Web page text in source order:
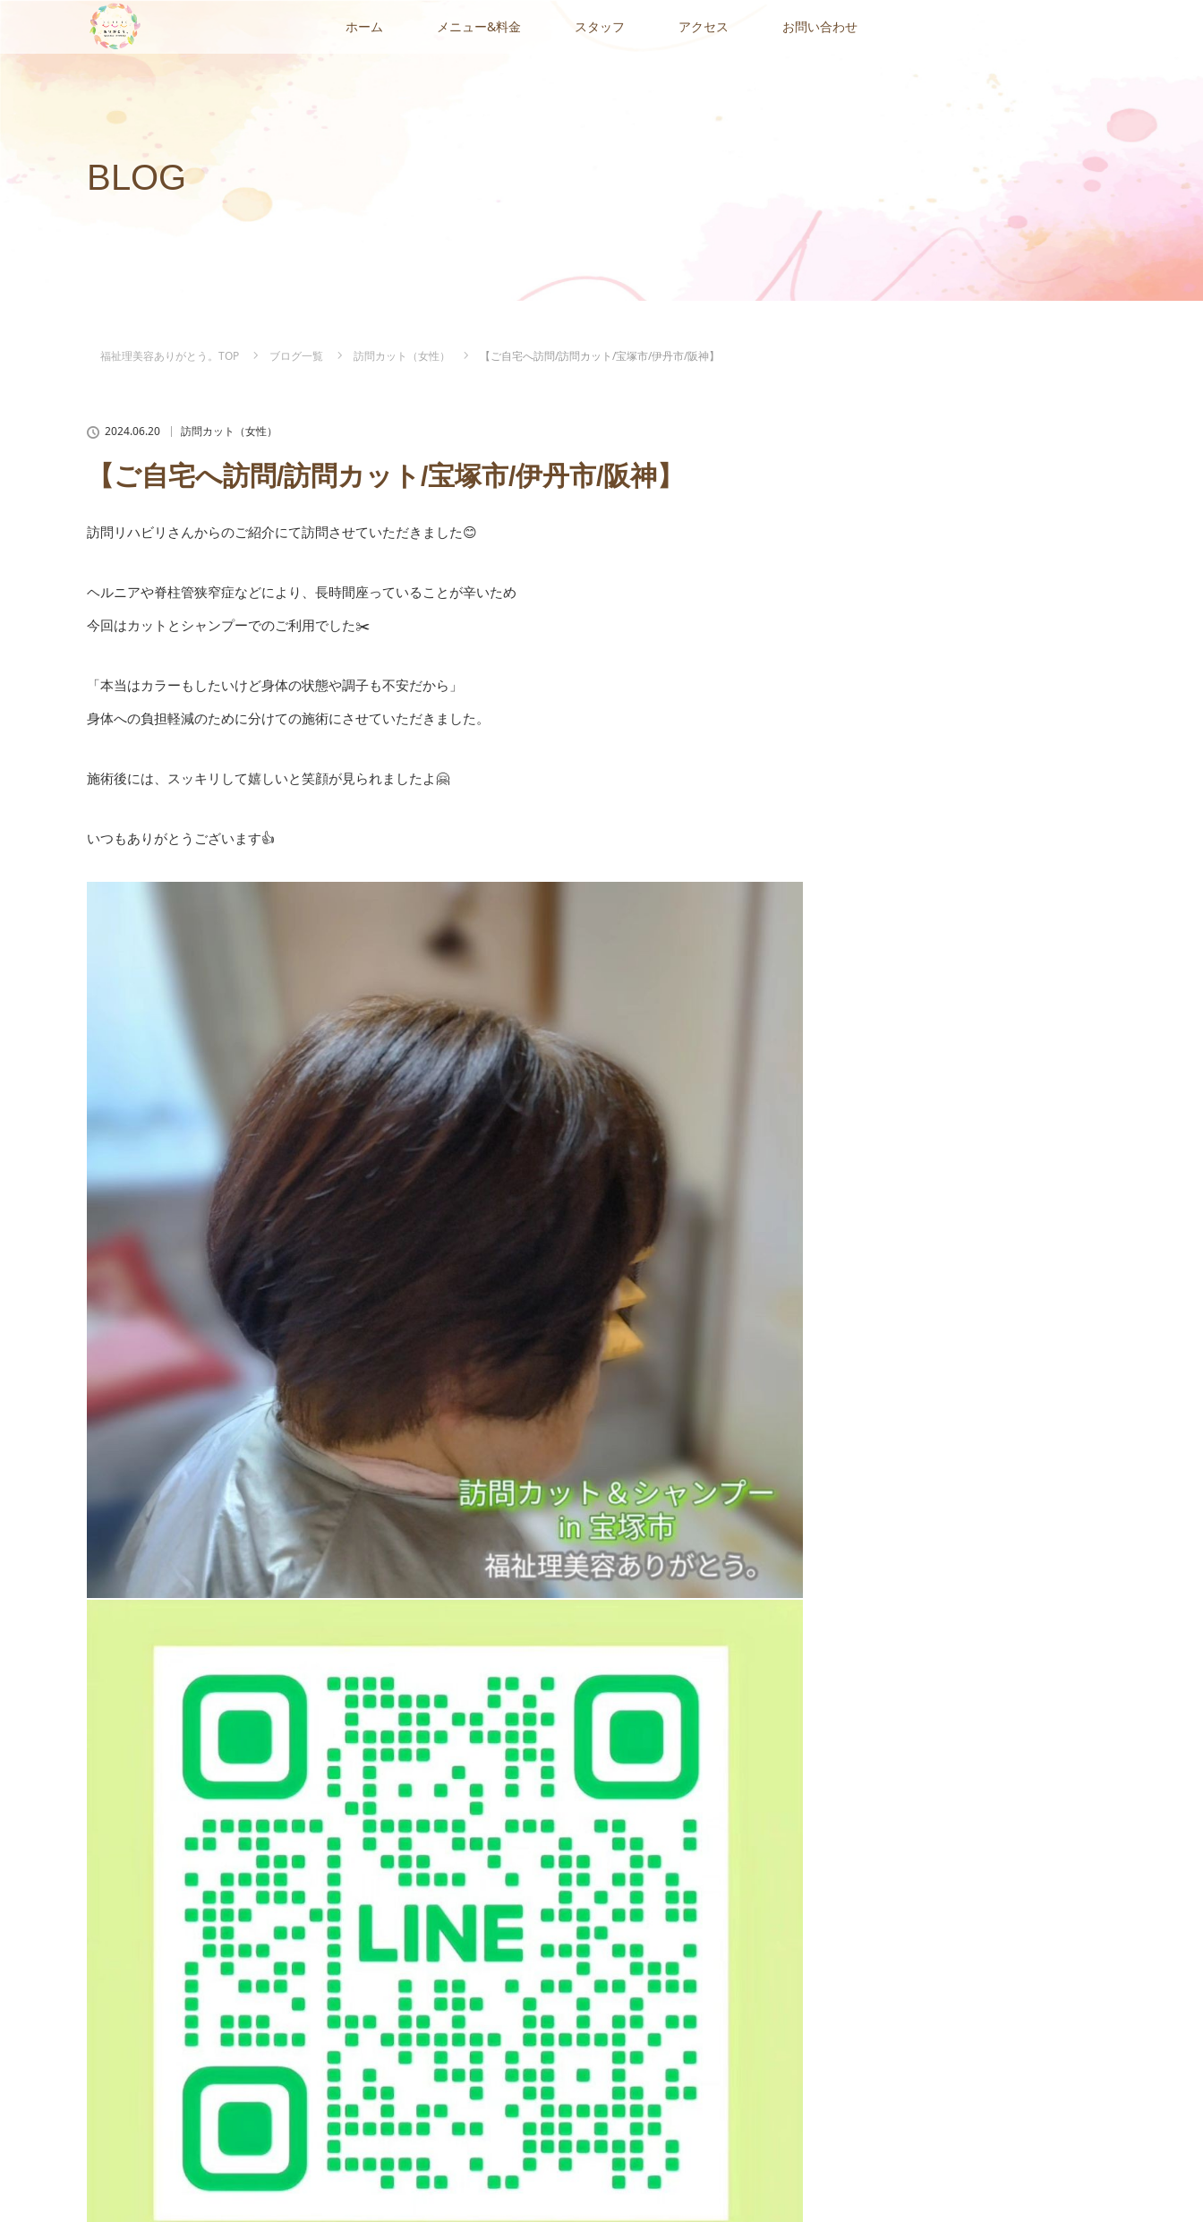
ホーム メニュー&料金 スタッフ アクセス お問い合わせ
BLOG
福祉理美容ありがとう。TOP ブログ一覧 訪問カット（女性） 【ご自宅へ訪問/訪問カット/宝塚市/伊丹市/阪神】
2024.06.20 訪問カット（女性）
【ご自宅へ訪問/訪問カット/宝塚市/伊丹市/阪神】
訪問リハビリさんからのご紹介にて訪問させていただきました😊
ヘルニアや脊柱管狭窄症などにより、長時間座っていることが辛いため
今回はカットとシャンプーでのご利用でした✂️
「本当はカラーもしたいけど身体の状態や調子も不安だから」
身体への負担軽減のために分けての施術にさせていただきました。
施術後には、スッキリして嬉しいと笑顔が見られましたよ🤗
いつもありがとうございます👍